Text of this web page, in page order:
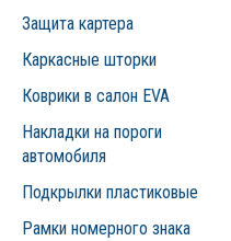
Защита картера
Каркасные шторки
Коврики в салон EVA
Накладки на пороги
автомобиля
Подкрылки пластиковые
Рамки номерного знака